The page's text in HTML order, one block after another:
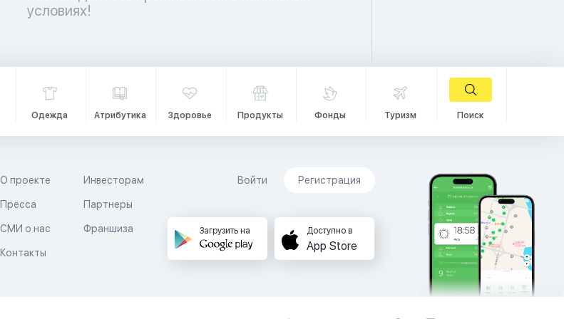
условиях!
Одежда Атрибутика Здоровье Продукты Фонды Туризм Поиск
О проекте
Пресса
СМИ о нас
Контакты
Инвесторам
Партнеры
Франшиза
Войти Регистрация
Загрузить на Доступно в
App Store